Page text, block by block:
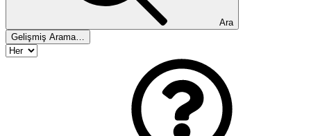
Ara
Gelişmiş Arama…